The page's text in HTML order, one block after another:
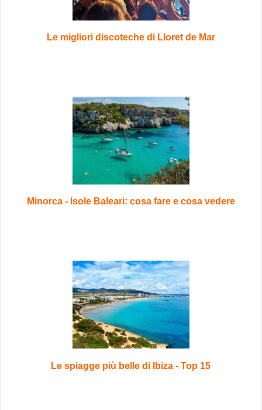
Le migliori discoteche di Lloret de Mar
Minorca - Isole Baleari: cosa fare e cosa vedere
Le spiagge più belle di Ibiza - Top 15